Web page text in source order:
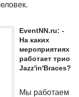
EventNN.ru: -
На каких
мероприятиях
работает трио
Jazz'in'Braces?
Мы работаем